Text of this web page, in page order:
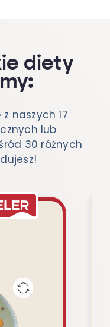
diety
naszych 17
lub
30 różnych